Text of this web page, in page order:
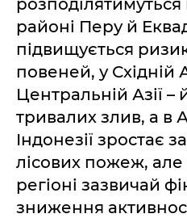
районі Перу й
підвищується
повеней, у Східній
Центральній Азії –
тривалих злив, а в
Індонезії зростає
лісових пожеж,
регіоні зазвичай
зниження